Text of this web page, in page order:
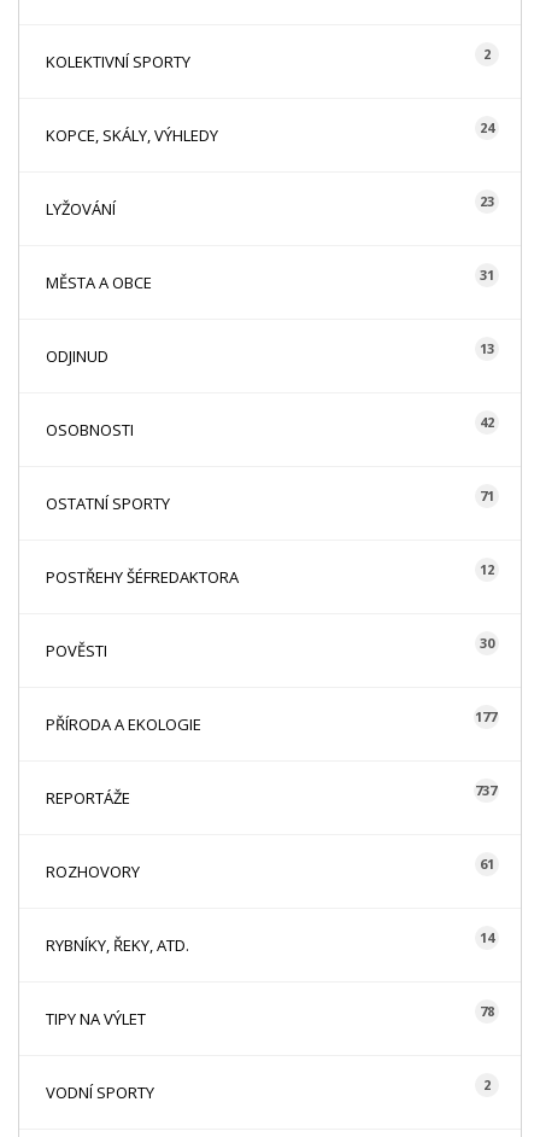
KOLEKTIVNÍ SPORTY 2
KOPCE, SKÁLY, VÝHLEDY 24
LYŽOVÁNÍ 23
MĚSTA A OBCE 31
ODJINUD 13
OSOBNOSTI 42
OSTATNÍ SPORTY 71
POSTŘEHY ŠÉFREDAKTORA 12
POVĚSTI 30
PŘÍRODA A EKOLOGIE 177
REPORTÁŽE 737
ROZHOVORY 61
RYBNÍKY, ŘEKY, ATD. 14
TIPY NA VÝLET 78
VODNÍ SPORTY 2